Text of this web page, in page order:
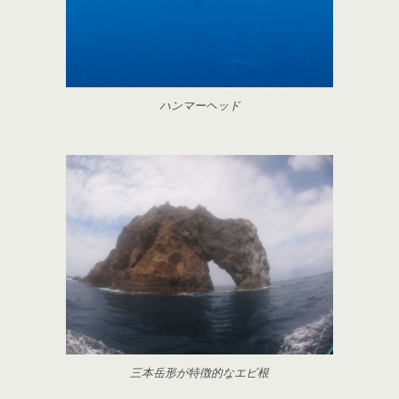
ハンマーヘッド
三本岳形が特徴的なエビ根